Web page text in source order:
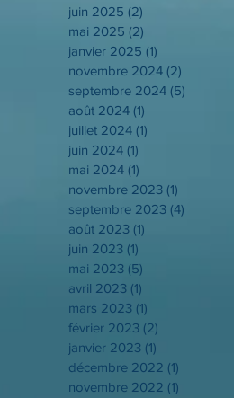
juin 2025 (2)
mai 2025 (2)
janvier 2025 (1)
novembre 2024 (2)
septembre 2024 (5)
août 2024 (1)
juillet 2024 (1)
juin 2024 (1)
mai 2024 (1)
novembre 2023 (1)
septembre 2023 (4)
août 2023 (1)
juin 2023 (1)
mai 2023 (5)
avril 2023 (1)
mars 2023 (1)
février 2023 (2)
janvier 2023 (1)
décembre 2022 (1)
novembre 2022 (1)